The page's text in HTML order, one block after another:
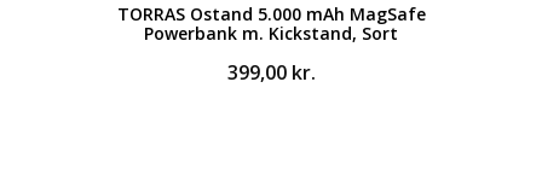
TORRAS Ostand 5.000 mAh MagSafe
Powerbank m. Kickstand, Sort
399,00 kr.